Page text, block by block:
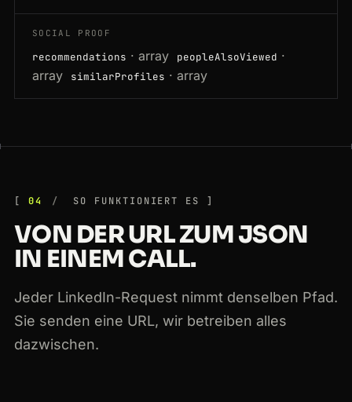
SOCIAL PROOF
recommendations · array peopleAlsoViewed ·
array
similarProfiles · array
04 SO FUNKTIONIERT ES
VON DER URL ZUM JSON
IN EINEM CALL.
Jeder LinkedIn-Request nimmt denselben Pfad.
Sie senden eine URL, wir betreiben alles
dazwischen.